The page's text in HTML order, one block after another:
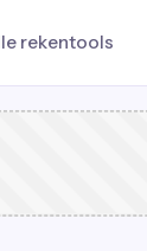
rekentools